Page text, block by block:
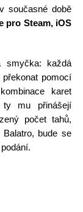
současné době
pro Steam, iOS
smyčka: každá
pomocí
karet
ty mu přinášejí
počet tahů,
bude se